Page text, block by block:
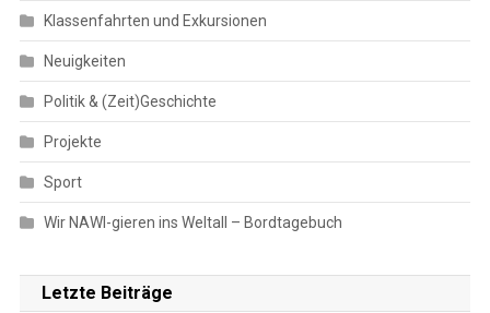
Klassenfahrten und Exkursionen
Neuigkeiten
Politik & (Zeit)Geschichte
Projekte
Sport
Wir NAWI-gieren ins Weltall – Bordtagebuch
Letzte Beiträge